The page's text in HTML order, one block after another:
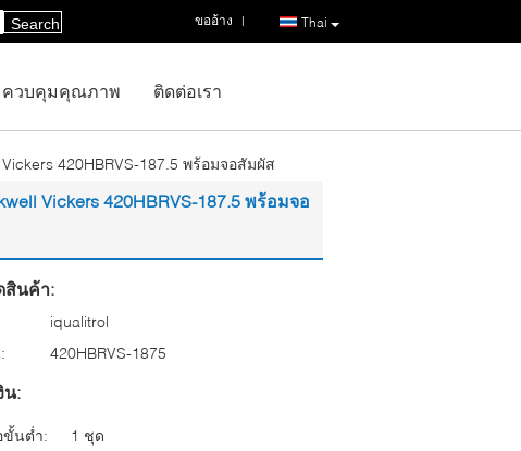
Thai
ขออ้าง |
Search
ควบคุมคุณภาพ ติดต่อเรา
420HBRVS-187.5 พร้อมจอสัมผัส
Vickers 420HBRVS-187.5 พร้อมจอ
สินค้า:
iqualitrol
420HBRVS-1875
น:
ขั้นต่ำ:
1 ชุด